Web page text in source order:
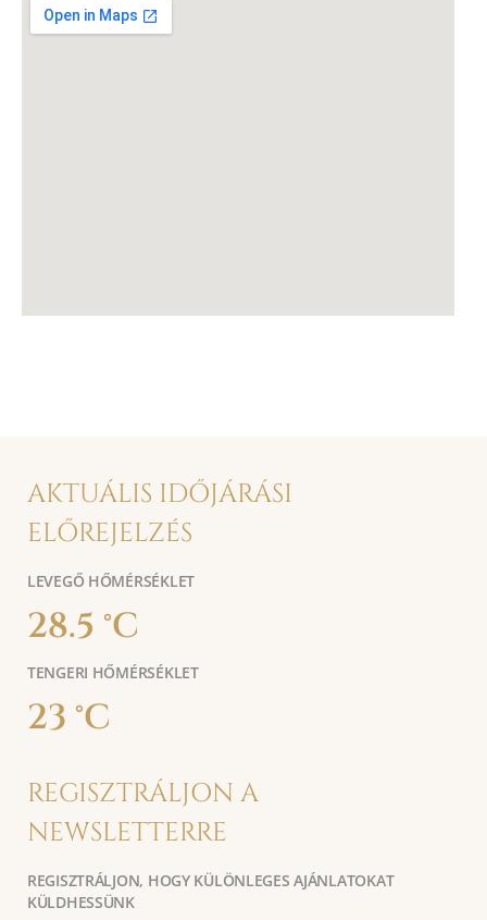
AKTUÁLIS IDŐJÁRÁSI
ELŐREJELZÉS
LEVEGŐ HŐMÉRSÉKLET
28.5 °C
TENGERI HŐMÉRSÉKLET
23 °C
REGISZTRÁLJON A
NEWSLETTERRE
REGISZTRÁLJON, HOGY KÜLÖNLEGES AJÁNLATOKAT
KÜLDHESSÜNK